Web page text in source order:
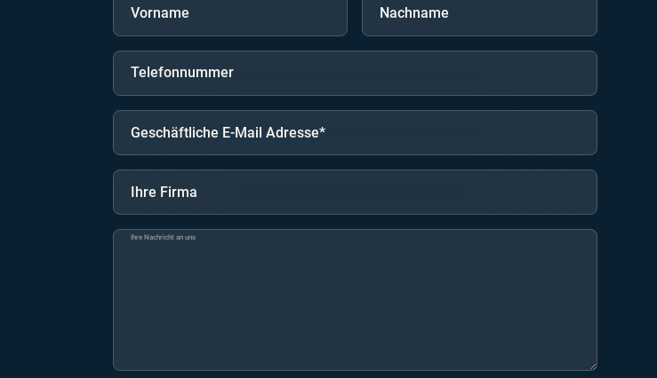
Vorname Nachname
Telefonnummer
Geschäftliche E-Mail Adresse*
Ihre Firma
Ihre Nachricht an uns